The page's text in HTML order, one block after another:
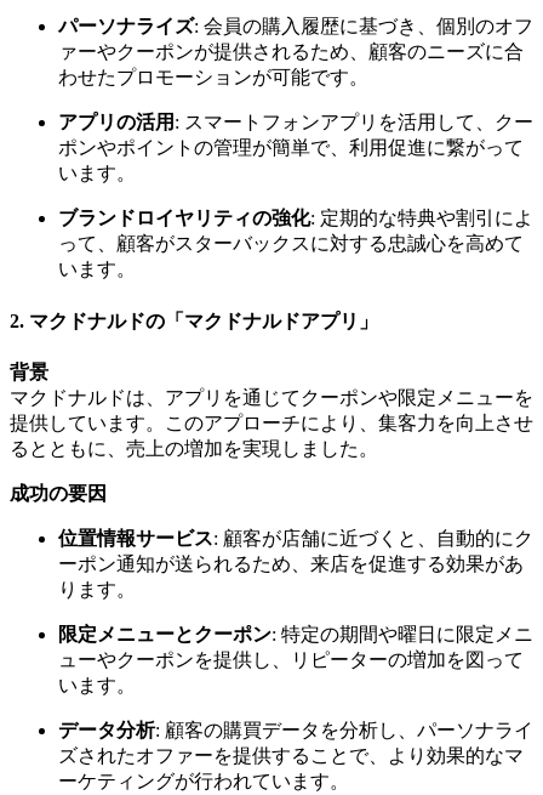
パーソナライズ: 会員の購入履歴に基づき、個別のオフ
ァーやクーポンが提供されるため、顧客のニーズに合
わせたプロモーションが可能です。
アプリの活用 : スマートフォンアプリを活用して、クー
ポンやポイントの管理が簡単で、利用促進に繋がって
います。
ブランドロイヤリティの強化: 定期的な特典や割引によ
って、顧客がスターバックスに対する忠誠心を高めて
います。
2. マクドナルドの「マクドナルドアプリ」
背景
マクドナルドは、アプリを通じてクーポンや限定メニューを
提供しています。このアプローチにより、集客力を向上させ
るとともに、売上の増加を実現しました。
成功の要因
位置情報サービス: 顧客が店舗に近づくと、自動的にク
ーポン通知が送られるため、来店を促進する効果があ
ります。
限定メニューとクーポン: 特定の期間や曜日に限定メニ
ューやクーポンを提供し、リピーターの増加を図って
います。
データ分析: 顧客の購買データを分析し、パーソナライ
ズされたオファーを提供することで、より効果的なマ
ーケティングが行われています。